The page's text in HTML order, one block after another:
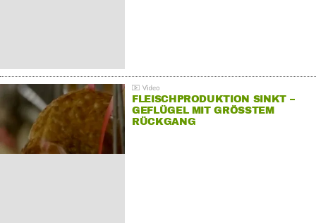
FLEISCHPRODUKTION SINKT –
GEFLÜGEL MIT GRÖSSTEM R
ÜCKGANG